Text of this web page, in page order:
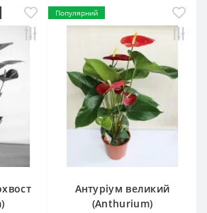
Популярний
Антуріум великий
(Anthurium)